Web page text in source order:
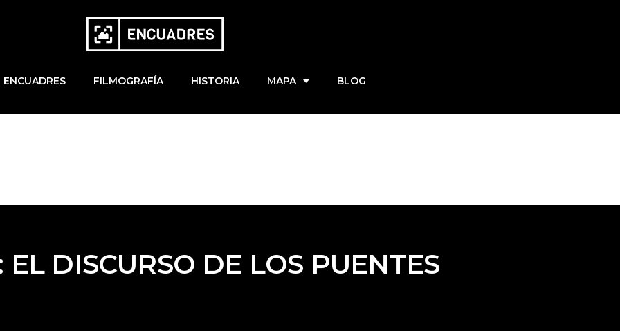
ENCUADRES FILMOGRAFÍA HISTORIA MAPA BLOG
EL DISCURSO DE LOS PUENTES